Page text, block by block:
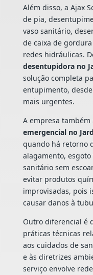
Além disso, a Ajax
de pia,
vaso sanitário,
de caixa de
redes hidráulicas.
desentupidora no
solução completa
entupimento,
mais urgentes.
A empresa também
emergencial no
quando há retorno
alagamento,
sanitário sem
evitar produtos
improvisadas, pois
causar danos à
Outro diferencial é
práticas técnicas
aos cuidados de
e às diretrizes
serviço envolve